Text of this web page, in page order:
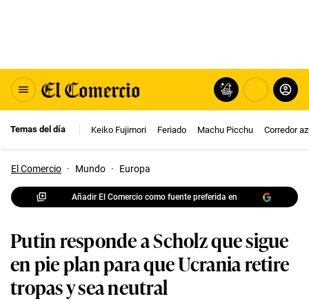
Temas del día Keiko Fujimori Feriado Machu Picchu Corredor
El Comercio · Mundo · Europa
Añadir El Comercio como fuente preferida en
Putin responde a Scholz que sigue
en pie plan para que Ucrania retire
tropas y sea neutral